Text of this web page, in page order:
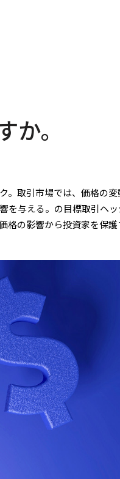
か。
。取引市場では、価格の変
を与える。の目標取引ヘッ
格の影響から投資家を保護